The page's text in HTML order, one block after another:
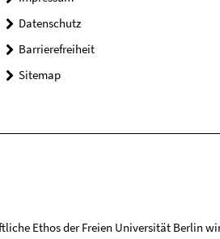
Datenschutz
Barrierefreiheit
Sitemap
Ethos der Freien Universität Berlin